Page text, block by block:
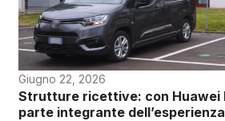
Giugno 22, 2026
Strutture ricettive: con Huawei
parte integrante